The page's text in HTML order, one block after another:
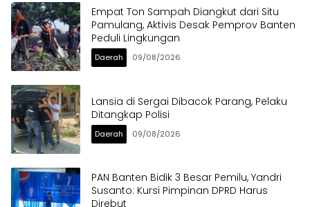
Empat Ton Sampah Diangkut dari Situ
Pamulang, Aktivis Desak Pemprov Banten
Peduli Lingkungan
Daerah 09/08/2026
Lansia di Sergai Dibacok Parang, Pelaku
Ditangkap Polisi
Daerah 09/08/2026
PAN Banten Bidik 3 Besar Pemilu, Yandri
Susanto: Kursi Pimpinan DPRD Harus
Direbut